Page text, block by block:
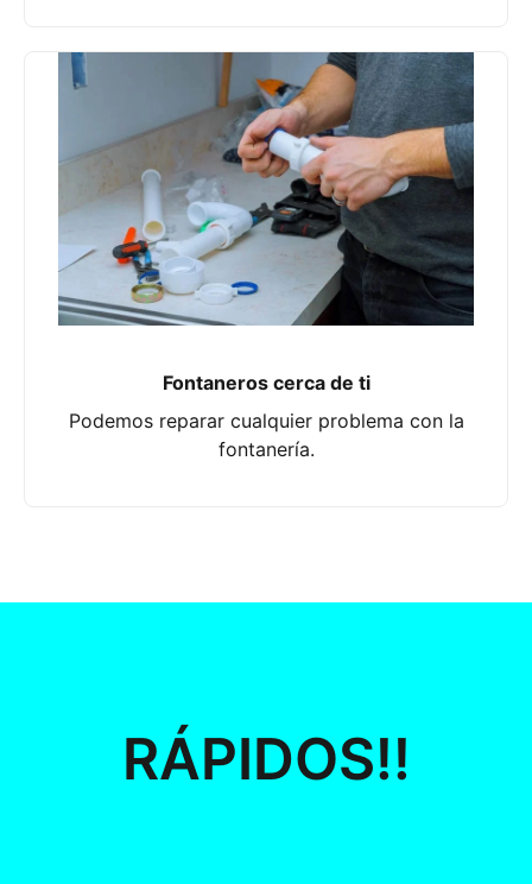
Fontaneros cerca de ti
Podemos reparar cualquier problema con la
fontanería.
RÁPIDOS!!